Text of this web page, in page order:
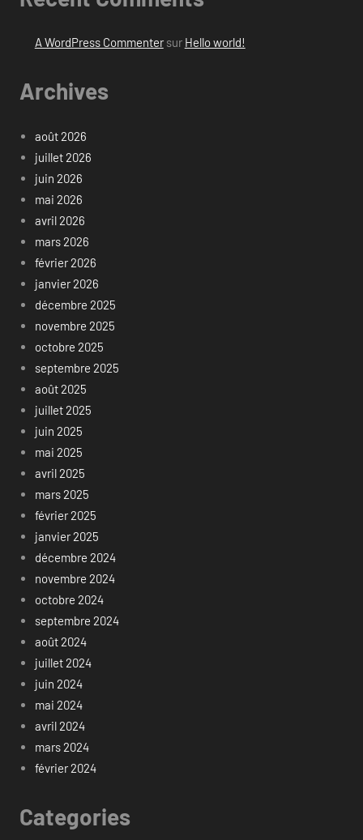
A WordPress Commentersur Hello world!
Archives
août 2026
juillet 2026
juin 2026
mai 2026
avril 2026
mars 2026
février 2026
janvier 2026
décembre 2025
novembre 2025
octobre 2025
septembre 2025
août 2025
juillet 2025
juin 2025
mai 2025
avril 2025
mars 2025
février 2025
janvier 2025
décembre 2024
novembre 2024
octobre 2024
septembre 2024
août 2024
juillet 2024
juin 2024
mai 2024
avril 2024
mars 2024
février 2024
Categories